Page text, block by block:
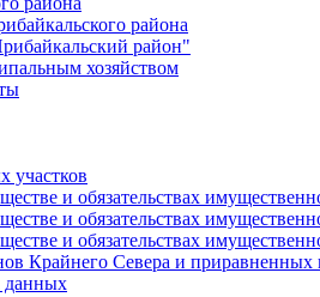
района
район"
хозяйством
участков
и обязательствах
и обязательствах
и обязательствах
Крайнего Севера и приравненных
данных